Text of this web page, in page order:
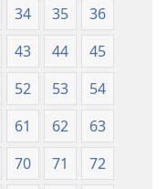
34 35
36
43 44
45
52 53
54
61 62
63
70 71
72